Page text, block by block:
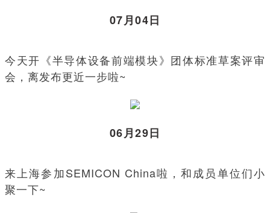
07月04日
今天开《半导体设备前端模块》团体标准草案评审
会，离发布更近一步啦~
06月29日
来上海参加SEMICON China啦，和成员单位们小
聚一下~